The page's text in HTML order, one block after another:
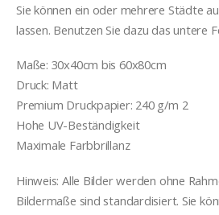
Sie können ein oder mehrere Städte
lassen. Benutzen Sie dazu das untere
Maße: 30x40cm bis 60x80cm
Druck: Matt
Premium Druckpapier: 240 g/m 2
Hohe UV-Beständigkeit
Maximale Farbbrillanz
Hinweis: Alle Bilder werden ohne
Bildermaße sind standardisiert. Sie